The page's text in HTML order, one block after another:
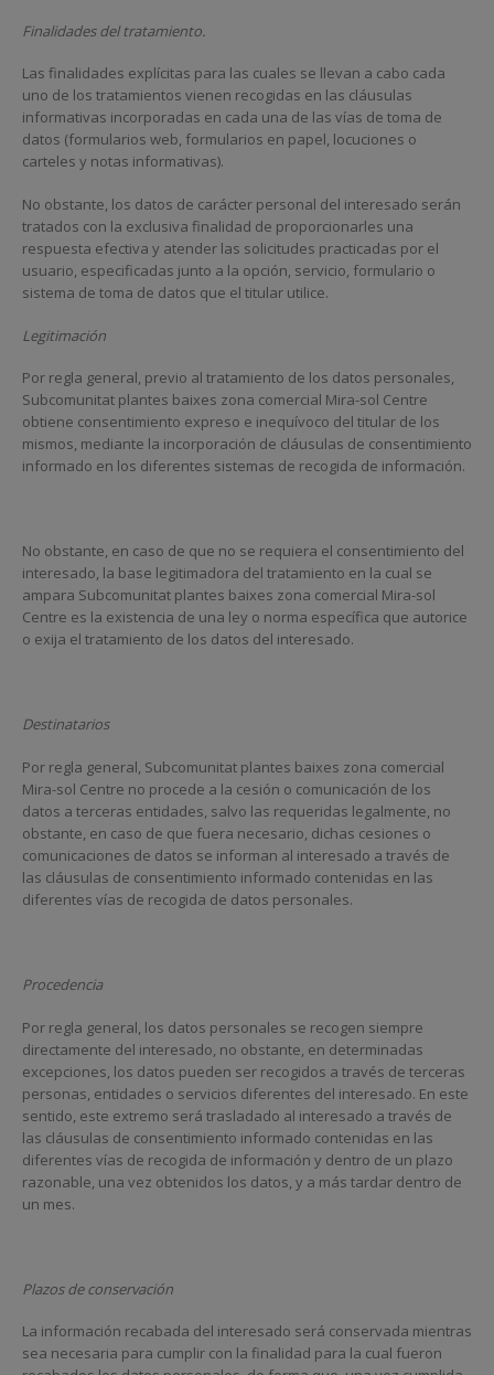
Finalidades del tratamiento.
Las finalidades explícitas para las cuales se llevan a cabo cada
uno de los tratamientos vienen recogidas en las cláusulas
informativas incorporadas en cada una de las vías de toma de
datos (formularios web, formularios en papel, locuciones o
carteles y notas informativas).
No obstante, los datos de carácter personal del interesado serán
tratados con la exclusiva finalidad de proporcionarles una
respuesta efectiva y atender las solicitudes practicadas por el
usuario, especificadas junto a la opción, servicio, formulario o
sistema de toma de datos que el titular utilice.
Legitimación
Por regla general, previo al tratamiento de los datos personales,
Subcomunitat plantes baixes zona comercial Mira-sol Centre
obtiene consentimiento expreso e inequívoco del titular de los
mismos, mediante la incorporación de cláusulas de consentimiento
informado en los diferentes sistemas de recogida de información.
No obstante, en caso de que no se requiera el consentimiento del
interesado, la base legitimadora del tratamiento en la cual se
ampara Subcomunitat plantes baixes zona comercial Mira-sol
Centre es la existencia de una ley o norma específica que autorice
o exija el tratamiento de los datos del interesado.
Destinatarios
Por regla general, Subcomunitat plantes baixes zona comercial
Mira-sol Centre no procede a la cesión o comunicación de los
datos a terceras entidades, salvo las requeridas legalmente, no
obstante, en caso de que fuera necesario, dichas cesiones o
comunicaciones de datos se informan al interesado a través de
las cláusulas de consentimiento informado contenidas en las
diferentes vías de recogida de datos personales.
Procedencia
Por regla general, los datos personales se recogen siempre
directamente del interesado, no obstante, en determinadas
excepciones, los datos pueden ser recogidos a través de terceras
personas, entidades o servicios diferentes del interesado. En este
sentido, este extremo será trasladado al interesado a través de
las cláusulas de consentimiento informado contenidas en las
diferentes vías de recogida de información y dentro de un plazo
razonable, una vez obtenidos los datos, y a más tardar dentro de
un mes.
Plazos de conservación
La información recabada del interesado será conservada mientras
sea necesaria para cumplir con la finalidad para la cual fueron